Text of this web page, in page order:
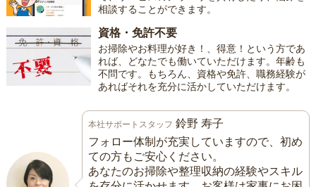
相談することができます。
資格・免許不要
お掃除やお料理が好き！、得意！という方であ
れば、どなたでも働いていただけます。年齢も
不問です。もちろん、資格や免許、職務経験が
あればそれを充分に活かしていただけます。
本社サポートスタッフ 鈴野 寿子
フォロー体制が充実していますので、初め
ての方もご安心ください。
あなたのお掃除や整理収納の経験やスキル